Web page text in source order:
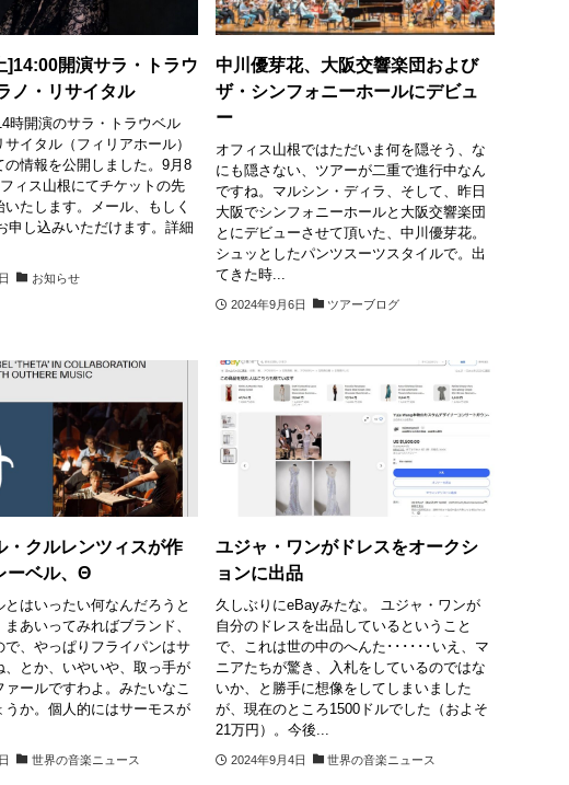
]14:00開演サラ・トラウ
ノ・リサイタル
時開演のサラ・トラウベル
イタル（フィリアホール）
の情報を公開しました。9月8
ィス山根にてチケットの先
たします。メール、もしく
申し込みいただけます。詳細
お知らせ
中川優芽花、大阪交響楽団および
ザ・シンフォニーホールにデビュ
ー
オフィス山根ではただいま何を隠そう、な
にも隠さない、ツアーが二重で進行中なん
ですね。マルシン・ディラ、そして、昨日
大阪でシンフォニーホールと大阪交響楽団
とにデビューさせて頂いた、中川優芽花。
シュッとしたパンツスーツスタイルで。出
てきた時...
2024年9月6日 ツアーブログ
・クルレンツィスが作
ーベル、Θ
はいったい何なんだろうと
あいってみればブランド、
で、やっぱりフライパンはサ
、とか、いやいや、取っ手が
ールですわよ。みたいなこ
うか。個人的にはサーモスが
世界の音楽ニュース
ユジャ・ワンがドレスをオークシ
ョンに出品
久しぶりにeBayみたな。 ユジャ・ワンが
自分のドレスを出品しているということ
で、これは世の中のへんた･･････いえ、マ
ニアたちが驚き、入札をしているのではな
いか、と勝手に想像をしてしまいました
が、現在のところ1500ドルでした（およそ
21万円）。今後...
2024年9月4日 世界の音楽ニュース